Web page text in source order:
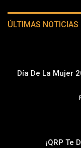
ÚLTIMAS NOTICIAS
Día De La Mujer
¡QRP Te